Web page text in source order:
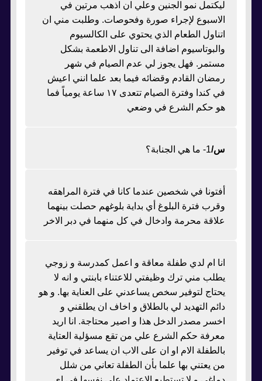
ليكتمل نمو الجنين وعلي ان اذهب مرتين في
الاسبوع لإجراء صورة وفحوصات. وطلبت مني ان
اتناول الطعام الذي يحتوي على الكالسيوم
والبوتاسيوم اضافة الى تناول الاطعمة بشكل
مستمر. فهل يجوز لي عدم الصيام في شهر
رمضان القادم وقضائه فيما بعد علما انني اعيش
في كندا وفترة الصيام تتعدى ١٧ ساعة يومياً فما
هو حكم الشرع في وضعي
س/1- ما هي الجنابة؟
أفتونا في شخصين عندما كانا في فترة المراهقه
وقرب فترة البلوغ أي بداية بلوغهم حصلت بينهما
علاقة محرمة وادخال في كل منهما في دبر الاخر
انا ام لدي طفلة معاقة و اعمل كمدرسة و زوجي
يطلب مني ترك وظيفتي للاعتناء بابنتي و انه لا
يحتاج لتوفير سخص يساعدني على العناية بها. و هو
دائم التهديد لي بالطلاق و اخاف ان يطلقني و
اخسر مصدر الدخل هذا و اصير محتاجة. انا اريد
معرفة حكم الشرع علي من تقع مسؤلية العتاية
بالطفلة الام او ان على الاب ان يساعد في توفير
من يعتني بها علما بأن الطفلة تعاني من شلل